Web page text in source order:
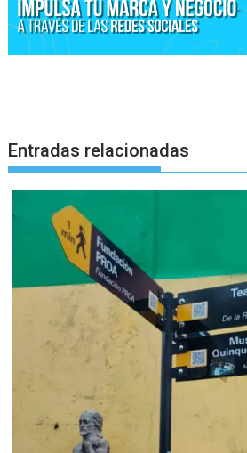
Entradas relacionadas